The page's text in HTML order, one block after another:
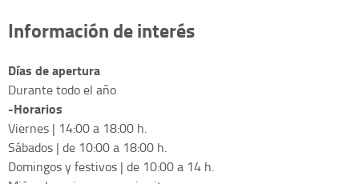
Información de interés
Días de apertura
Durante todo el año
-Horarios
Viernes | 14:00 a 18:00 h.
Sábados | de 10:00 a 18:00 h.
Domingos y festivos | de 10:00 a 14 h.